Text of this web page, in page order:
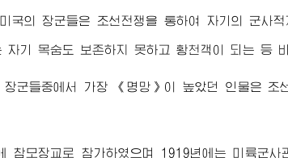
미국의장군들은 조선전쟁을 통하여 자기의 군사
자기 목숨도 보존하지 못하고 황천객이 되는 등
장군들중에서 가장 《명망》이 높았던 인물은 조
참모장교로 참가하였으며 1919년에는 미륙군